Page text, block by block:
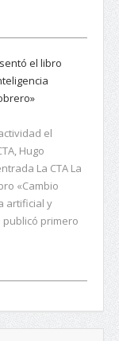
el libro
el
Hugo
La CTA La
«Cambio
artificial y
primero